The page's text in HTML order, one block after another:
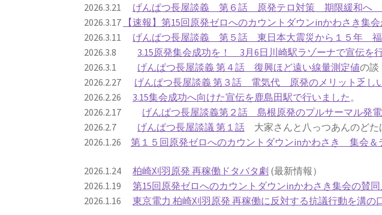
2026.3.21 げんぱつ長屋談義 第６話 原発テロ対策 期限緩和へ
2026.3.17
【速報】第15回原発ゼロへのカウントダウンinかわさき集
2026.3.11 げんぱつ長屋談義 第５話 東日本大震災から１５年 福
2026.3.83.15原発集会成功を！ 3月6日川崎駅ラゾーナで宣伝を
2026.3.1 げんぱつ長屋談義 第４話 復興ほど遠い線量測定値の談
2026.2.27 げんぱつ長屋談義 第３話 電気代 原発のメリット乏し
2026.2.263.15集会成功へ向けた宣伝を鹿島田駅で行いました 。
2026.2.17 げんぱつ長屋談義第２話 島根原発のプルサーマル発
2026.2.7 げんぱつ長屋談議 第１話 大家さんと八っつあんのどた
2026.1.26第１５回原発ゼロへのカウントダウンinかわさき 集会
2026.1.24柏崎刈羽原発 再稼働ドタバタ劇 (最新情報）
2026.1.19第15回原発ゼロへのカウントダウンinかわさき集会の賛
2026.1.16東京電力 柏崎刈羽原発 再稼働に反対する抗議行動を溝の